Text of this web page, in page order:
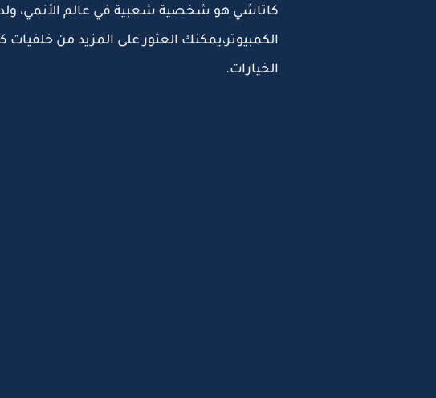
كاتاشي هو شخصية شعبية في عالم الأنمي،
الكمبيوتر،يمكنك العثور على المزيد من
الخيارات.